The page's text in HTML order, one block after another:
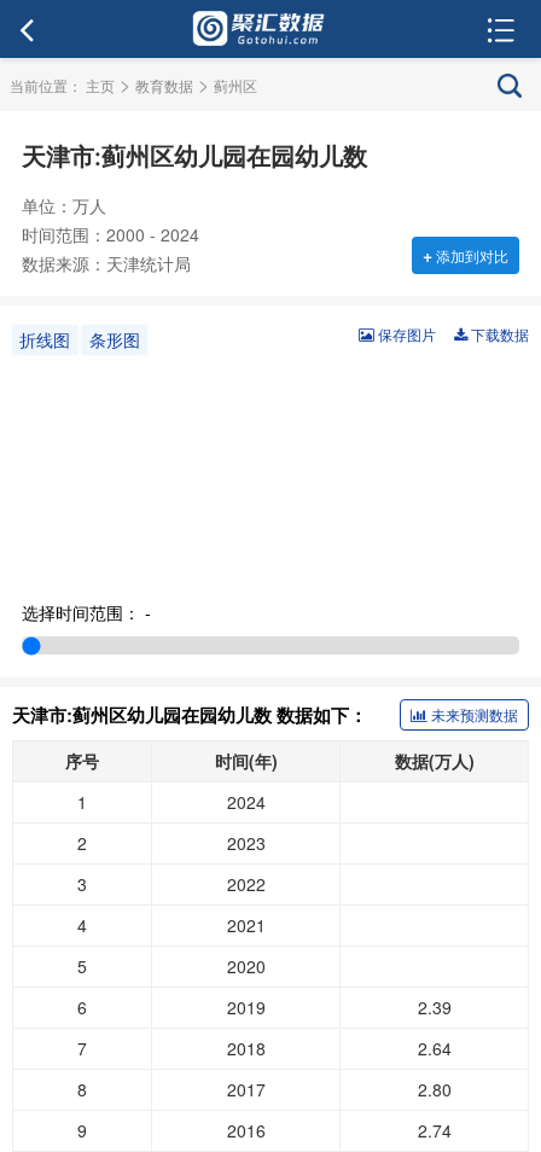
当前位置： 主页 > 教育数据 > 蓟州区
天津市:蓟州区幼儿园在园幼儿数
单位：万人
时间范围：2000 - 2024
数据来源：天津统计局
+添加到对比
折线图 条形图 下载数据
保存图片
选择时间范围： -
天津市:蓟州区幼儿园在园幼儿数 数据如下： 未来预测数据
序号 时间(年)
数据(万人)
1
2024
2
2023
3
2022
4
2021
5
2020
6
2019
2.39
7
2018
2.64
8
2017
2.80
9
2016
2.74